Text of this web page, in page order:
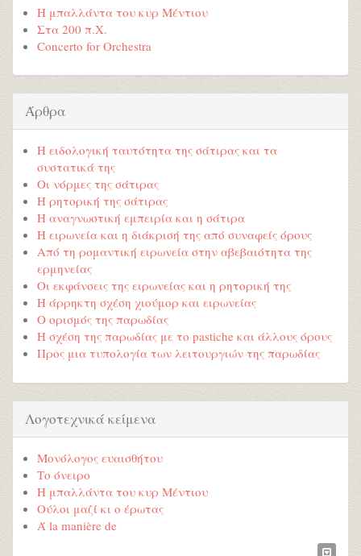
Η μπαλλάντα του κυρ Μέντιου
Στα 200 π.Χ.
Concerto for Orchestra
Άρθρα
Η ειδολογική ταυτότητα της σάτιρας και τα
συστατικά της
Οι νόρμες της σάτιρας
Η ρητορική της σάτιρας
Η αναγνωστική εμπειρία και η σάτιρα
Η ειρωνεία και η διάκρισή της από συναφείς όρους
Από τη ρομαντική ειρωνεία στην αβεβαιότητα της
ερμηνείας
Οι εκφάνσεις της ειρωνείας και η ρητορική της
Η άρρηκτη σχέση χιούμορ και ειρωνείας
Ο ορισμός της παρωδίας
Η σχέση της παρωδίας με το pastiche και άλλους όρους
Προς μια τυπολογία των λειτουργιών της παρωδίας
Λογοτεχνικά κείμενα
Μονόλογος ευαισθήτου
Το όνειρο
Η μπαλλάντα του κυρ Μέντιου
Ούλοι μαζί κι ο έρωτας
Ά la manière de